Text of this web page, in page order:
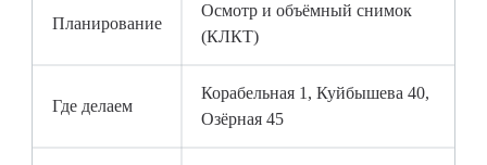
Планирование
Осмотр и объёмный снимок
(КЛКТ)
Где делаем
Корабельная 1, Куйбышева 40,
Озёрная 45